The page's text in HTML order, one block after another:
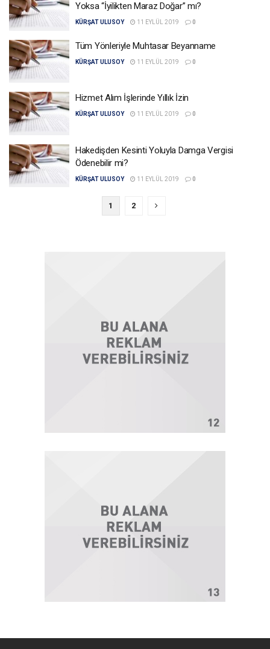
Yoksa “İyilikten Maraz Doğar” mı?
KÜRŞAT ULUSOY 11 EYLÜL 2019 0
Tüm Yönleriyle Muhtasar Beyanname
KÜRŞAT ULUSOY 11 EYLÜL 2019 0
Hizmet Alım İşlerinde Yıllık İzin
KÜRŞAT ULUSOY 11 EYLÜL 2019 0
Hakedişden Kesinti Yoluyla Damga Vergisi
Ödenebilir mi?
KÜRŞAT ULUSOY 11 EYLÜL 2019 0
1 2